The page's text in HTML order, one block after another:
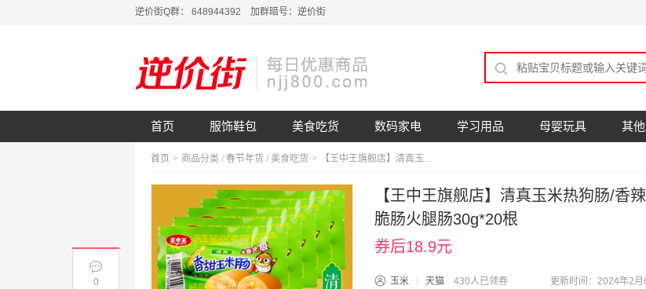
逆价街Q群： 648944392 加群暗号：逆价街
首页 服饰鞋包 美食吃货 数码家电 学习用品 母婴玩具 其
首页 > 商品分类 / 春节年货 / 美食吃货 > 【王中王旗舰店】清真玉米热狗肠/香辣脆肠火腿肠30g*20根
【王中王旗舰店】清真玉米热狗肠/香辣
脆肠火腿肠30g*20根
券后18.9元
玉米 天猫 430人已领券 更新时间：2024年2月
0